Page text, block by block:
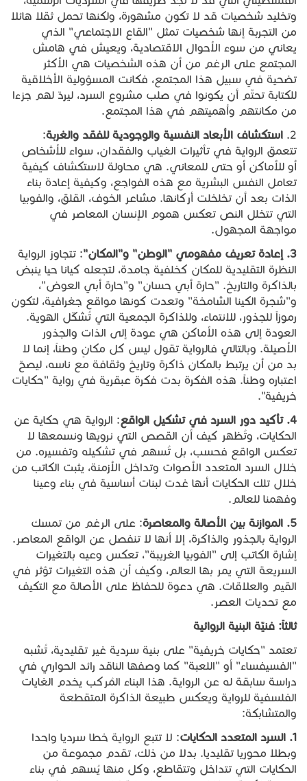
وتخليد شخصيات قد لا تكون مشهورة، ولكنها تحمل ثقلا هائلا
من التجربة إنها شخصيات تمثل "القاع الاجتماعي" الذي
يعاني من سوء الأحوال الاقتصادية، ويعيش في هامش
المجتمع على الرغم من أن هذه الشخصيات هي الأكثر
تضحية في سبيل هذا المجتمع، فكانت المسؤولية الأخلاقية
للكتابة تحتّم أن يكونوا في صلب مشروع السرد، ليردّ لهم جزءا
من مكانتهم وأهميتهم في هذا المجتمع.
2. استكشاف الأبعاد النفسية والوجودية للفقد والغربة:
تتعمق الرواية في تأثيرات الغياب والفقدان، سواء للأشخاص
أو للأماكن أو حتى للمعاني. هي محاولة لاستكشاف كيفية
تعامل النفس البشرية مع هذه الفواجع، وكيفية إعادة بناء
الذات بعد أن تخلخلت أركانها. مشاعر الخوف، القلق، والفوبيا
التي تتخلل النص تعكس هموم الإنسان المعاصر في
مواجهة المجهول.
3. إعادة تعريف مفهومي "الوطن" و"المكان": تتجاوز الرواية
النظرة التقليدية للمكان كخلفية جامدة، لتجعله كيانا حيا ينبض
بالذاكرة والتاريخ. "حارة أبي حسان" و"حارة أبي العوض"،
و"شجرة الكينا الشامخة" وتعدت كونها مواقع جغرافية، لتكون
رموزاً للجذور، للانتماء، وللذاكرة الجمعية التي تُشكّل الهوية.
العودة إلى هذه الأماكن هي عودة إلى الذات والجذور
الأصيلة. وبالتالي فالرواية تقول ليس كل مكانٍ وطناً، إنما لا
بد من أن يرتبط بالمكان ذاكرة وتاريخ وثقافة مع ناسه، ليصحّ
اعتباره وطناً. هذه الفكرة بدت فكرة عبقرية في رواية "حكايات
خريفية".
4. تأكيد دور السرد في تشكيل الواقع: الرواية هي حكاية عن
الحكايات، وتُظهر كيف أن القصص التي نرويها ونسمعها لا
تعكس الواقع فحسب، بل تُسهم في تشكيله وتفسيره. من
خلال السرد المتعدد الأصوات وتداخل الأزمنة، يثبت الكاتب من
خلال تلك الحكايات أنها غدت لبنات أساسية في بناء وعينا
وفهمنا للعالم.
5. الموازنة بين الأصالة والمعاصرة: على الرغم من تمسك
الرواية بالجذور والذاكرة، إلا أنها لا تنفصل عن الواقع المعاصر.
إشارة الكاتب إلى "الفوبيا الغريبة"، تعكس وعيه بالتغيرات
السريعة التي يمر بها العالم، وكيف أن هذه التغيرات تؤثر في
القيم والعلاقات. هي دعوة للحفاظ على الأصالة مع التكيف
مع تحديات العصر.
ثالثاً: فنيّة البنية الروائية
تعتمد "حكايات خريفية" على بنية سردية غير تقليدية، تُشبه
"الفسيفساء" أو "اللعبة" كما وصفها الناقد رائد الحواري في
دراسة سابقة له عن الرواية. هذا البناء المُركب يخدم الغايات
الفلسفية للرواية ويعكس طبيعة الذاكرة المتقطعة
والمتشابكة:
1. السرد المتعدد الحكايات: لا تتبع الرواية خطا سرديا واحدا
وبطلا محوريا تقليديا. بدلا من ذلك، تقدم مجموعة من
الحكايات التي تتداخل وتتقاطع، وكل منها يُسهم في بناء